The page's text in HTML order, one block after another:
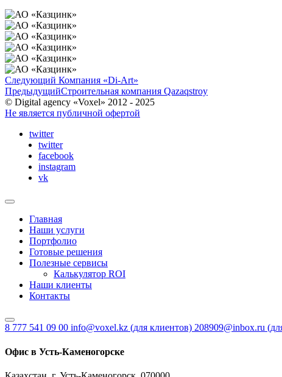
Следующий Компания «Di-Art»
ПредыдущийСтроительная компания Qazaqstroy
© Digital agency «Voxel» 2012 - 2025
Не является публичной офертой
twitter
twitter
facebook
instagram
vk
Главная
Наши услуги
Портфолио
Готовые решения
Полезные сервисы
Калькулятор ROI
Наши клиенты
Контакты
8 777 541 09 00 info@voxel.kz (для клиентов) 208909@inbox.ru
Офис в Усть-Каменогорске